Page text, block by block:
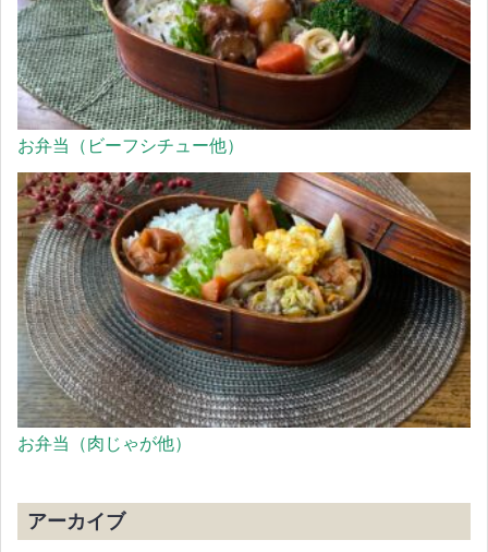
お弁当（ビーフシチュー他）
お弁当（肉じゃが他）
アーカイブ